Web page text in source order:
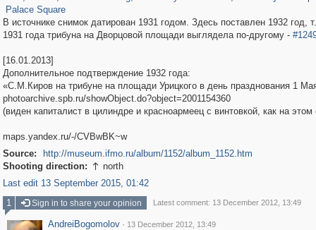
Palace Square
В источнике снимок датирован 1931 годом. Здесь поставлен 1932 год,
1931 года трибуна на Дворцовой площади выглядела по-другому -
[16.01.2013]
Дополнительное подтверждение 1932 года:
«С.М.Киров на трибуне на площади Урицкого в день празднования 1
photoarchive.spb.ru/showObject.do?object=2001154360
(виден капиталист в цилиндре и красноармеец с винтовкой, как на этом
maps.yandex.ru/-/CVBwBK~w
Source:
http://museum.ifmo.ru/album/1152/album_1152.htm
Shooting direction:  north
Last edit 13 September 2015, 01:42
1
Sign in to share your opinion Latest comment: 13 December 2012, 13:49
AndreiBogomolov · 13 December 2012, 13:49